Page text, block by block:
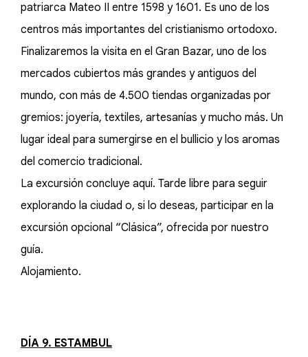
patriarca Mateo II entre 1598 y 1601. Es uno de los
centros más importantes del cristianismo ortodoxo.
Finalizaremos la visita en el Gran Bazar, uno de los
mercados cubiertos más grandes y antiguos del
mundo, con más de 4.500 tiendas organizadas por
gremios: joyería, textiles, artesanías y mucho más. Un
lugar ideal para sumergirse en el bullicio y los aromas
del comercio tradicional.
La excursión concluye aquí. Tarde libre para seguir
explorando la ciudad o, si lo deseas, participar en la
excursión opcional “Clásica”, ofrecida por nuestro
guía.
Alojamiento.
DÍA 9. ESTAMBUL